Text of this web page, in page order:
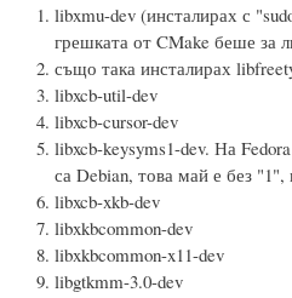
libxmu-dev (инсталирах с
грешката от CMake беше за
също така инсталирах
libxcb-util-dev
libxcb-cursor-dev
libxcb-keysyms1-dev. На
са Debian, това май е без
libxcb-xkb-dev
libxkbcommon-dev
libxkbcommon-x11-dev
libgtkmm-3.0-dev